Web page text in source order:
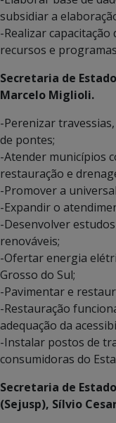
subsidiar a
-Realizar
recursos e
Secretaria de
Marcelo Miglioli.
-Perenizar
de pontes;
-Atender municípios
restauração e
-Promover a
-Expandir o
-Desenvolver
renováveis;
-Ofertar energia
Grosso do Sul;
-Pavimentar e
-Restauração
adequação da
-Instalar postos de
consumidoras do
Secretaria de
(Sejusp), Sílvio